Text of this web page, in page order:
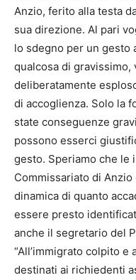
Anzio, ferito alla testa
sua direzione. Al pari
lo sdegno per un gesto
qualcosa di gravissimo,
deliberatamente
di accoglienza. Solo la
state conseguenze
possono esserci
gesto. Speriamo che le
Commissariato di
dinamica di quanto
essere presto
anche il segretario del
“All’immigrato colpito
destinati ai richiedenti